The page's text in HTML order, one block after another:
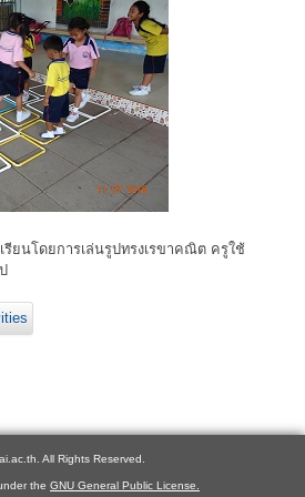
ยนโดยการเล่นรูปทรงเรขาคณิต ครูใช้
All Rights Reserved.
the GNU General Public License.